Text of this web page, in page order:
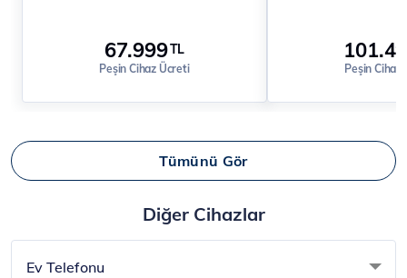
67.999TL
Peşin Cihaz Ücreti Peşin Cihaz
Tümünü Gör
Diğer Cihazlar
Ev Telefonu